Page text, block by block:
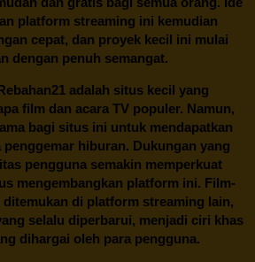
platform streaming ini kemudian
cepat, dan proyek kecil ini mulai
dengan penuh semangat.
adalah situs kecil yang
film dan acara TV populer. Namun,
bagi situs ini untuk mendapatkan
hiburan. Dukungan yang
pengguna semakin memperkuat
mengembangkan platform ini. Film-
di platform streaming lain,
selalu diperbarui, menjadi ciri khas
dihargai oleh para pengguna.